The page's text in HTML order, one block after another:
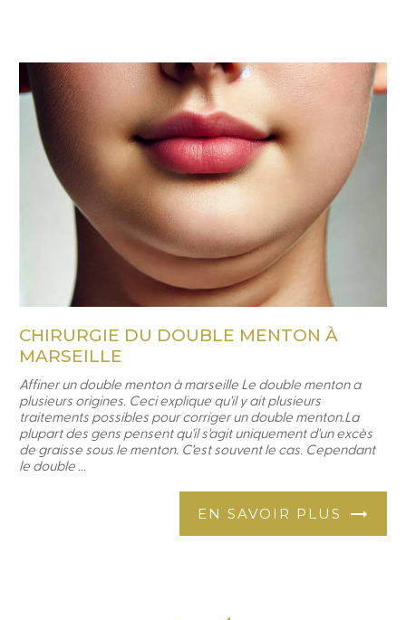
CHIRURGIE DU DOUBLE MENTON À
MARSEILLE
Affiner un double menton à marseille Le double menton a
plusieurs origines. Ceci explique qu'il y ait plusieurs
traitements possibles pour corriger un double menton.La
plupart des gens pensent qu'il s'agit uniquement d'un excès
de graisse sous le menton. C'est souvent le cas. Cependant
le double ...
EN SAVOIR PLUS